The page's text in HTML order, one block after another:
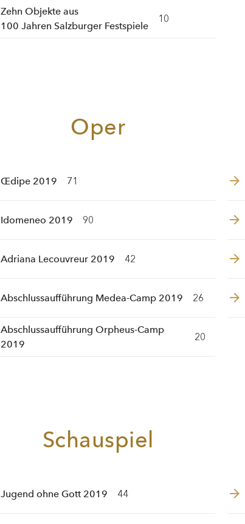
Zehn Objekte aus
100 Jahren Salzburger Festspiele
10
Oper
Œdipe 2019 71
Idomeneo 2019 90
Adriana Lecouvreur 2019 42
Abschlussaufführung Medea-Camp 2019 26
Abschlussaufführung Orpheus-Camp
2019
20
Schauspiel
Jugend ohne Gott 2019 44